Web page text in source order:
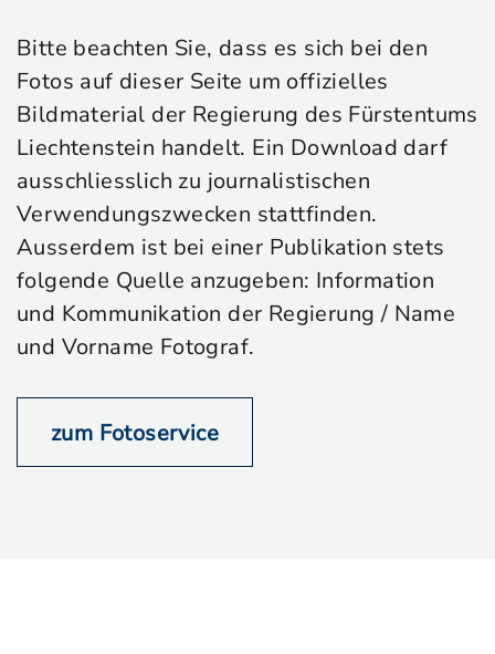
Bitte beachten Sie, dass es sich bei den
Fotos auf dieser Seite um offizielles
Bildmaterial der Regierung des Fürstentums
Liechtenstein handelt. Ein Download darf
ausschliesslich zu journalistischen
Verwendungszwecken stattfinden.
Ausserdem ist bei einer Publikation stets
folgende Quelle anzugeben: Information
und Kommunikation der Regierung / Name
und Vorname Fotograf.
zum Fotoservice